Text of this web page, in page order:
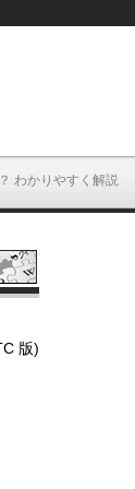
わかりやすく解説
版)